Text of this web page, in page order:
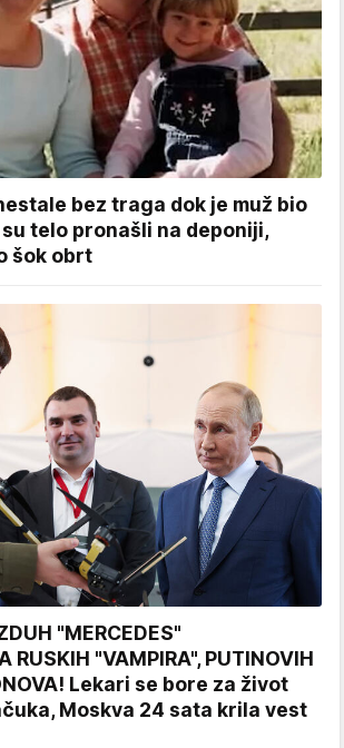
bez traga dok je muž bio
telo pronašli na deponiji,
šok obrt
"MERCEDES"
RUSKIH "VAMPIRA", PUTINOVIH
Lekari se bore za život
Moskva 24 sata krila vest